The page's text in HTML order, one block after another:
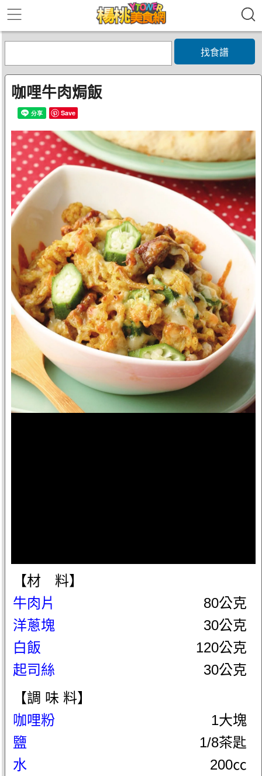
找食譜
咖哩牛肉焗飯
Save
【材 料】
牛肉片
80公克
洋蔥塊
30公克
白飯
120公克
起司絲
30公克
【調 味 料】
咖哩粉
1大塊
鹽
1/8茶匙
水
200㏄